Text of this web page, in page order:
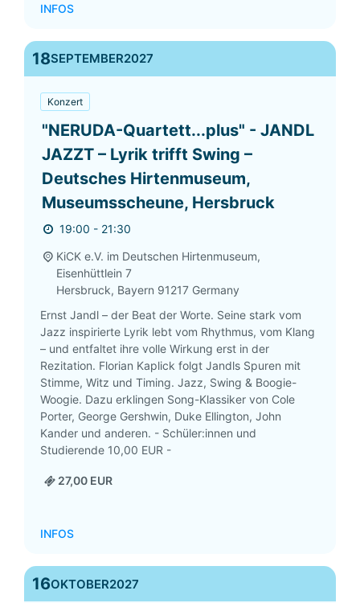
INFOS
18SEPTEMBER2027
Konzert
"NERUDA-Quartett...plus" - JANDL
JAZZT – Lyrik trifft Swing –
Deutsches Hirtenmuseum,
Museumsscheune, Hersbruck
19:00 - 21:30
KiCK e.V. im Deutschen Hirtenmuseum,
Eisenhüttlein 7
Hersbruck, Bayern 91217 Germany
Ernst Jandl – der Beat der Worte. Seine stark vom
Jazz inspirierte Lyrik lebt vom Rhythmus, vom Klang
– und entfaltet ihre volle Wirkung erst in der
Rezitation. Florian Kaplick folgt Jandls Spuren mit
Stimme, Witz und Timing. Jazz, Swing & Boogie-
Woogie. Dazu erklingen Song-Klassiker von Cole
Porter, George Gershwin, Duke Ellington, John
Kander und anderen. - Schüler:innen und
Studierende 10,00 EUR -
27,00 EUR
INFOS
16OKTOBER2027